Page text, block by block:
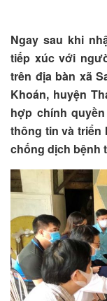
Ngay sau khi
tiếp xúc với
trên địa bàn xã
Khoán, huyện
hợp chính
thông tin và triển
chống dịch bệnh